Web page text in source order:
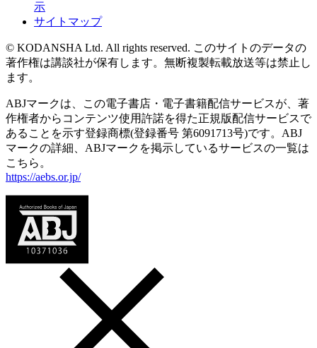
示
サイトマップ
© KODANSHA Ltd. All rights reserved. このサイトのデータの
著作権は講談社が保有します。無断複製転載放送等は禁止し
ます。
ABJマークは、この電子書店・電子書籍配信サービスが、著
作権者からコンテンツ使用許諾を得た正規版配信サービスで
あることを示す登録商標(登録番号 第6091713号)です。ABJ
マークの詳細、ABJマークを掲示しているサービスの一覧は
こちら。
https://aebs.or.jp/